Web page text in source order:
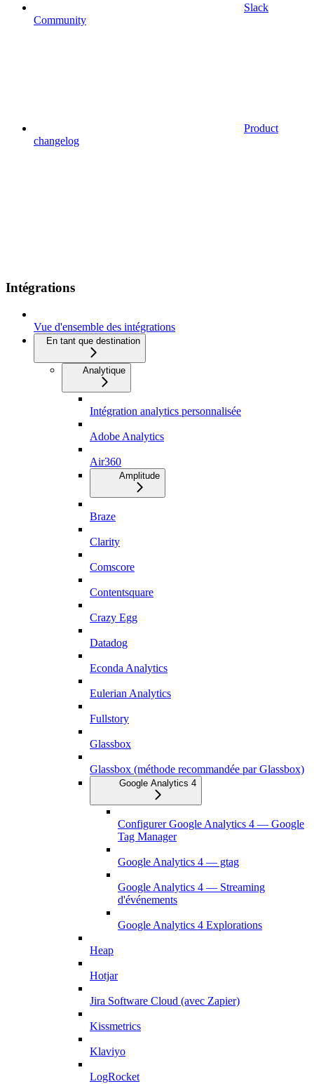
Slack
Community
Product
changelog
Intégrations
Vue d'ensemble des intégrations
En tant que destination
Analytique
Intégration analytics personnalisée
Adobe Analytics
Air360
Amplitude
Braze
Clarity
Comscore
Contentsquare
Crazy Egg
Datadog
Econda Analytics
Eulerian Analytics
Fullstory
Glassbox
Glassbox (méthode recommandée par Glassbox)
Google Analytics 4
Configurer Google Analytics 4 — Google
Tag Manager
Google Analytics 4 — gtag
Google Analytics 4 — Streaming
d'événements
Google Analytics 4 Explorations
Heap
Hotjar
Jira Software Cloud (avec Zapier)
Kissmetrics
Klaviyo
LogRocket